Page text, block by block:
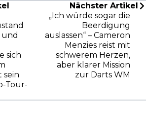
sich
sein
Tour-
Nächster Artikel
„Ich würde sogar die
Beerdigung
auslassen“ – Cameron
Menzies reist mit
schwerem Herzen,
aber klarer Mission
zur Darts WM